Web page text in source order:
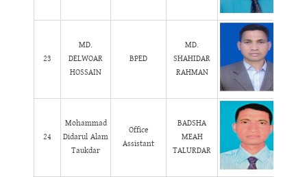
23
MD.
DELWOAR
HOSSAIN
BPED
MD.
SHAHIDAR
RAHMAN
24
Mohammad
Didarul Alam
Taukdar
Office
Assistant
BADSHA
MEAH
TALURDAR